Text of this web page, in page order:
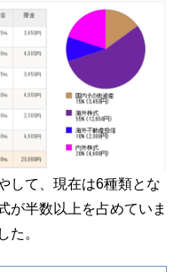
して、現在は6種類とな
が半数以上を占めていま
た。